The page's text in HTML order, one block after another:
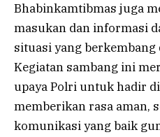
Bhabinkamtibmas juga
masukan dan informasi
situasi yang
Kegiatan sambang ini
upaya Polri untuk hadir
memberikan rasa aman,
komunikasi yang baik